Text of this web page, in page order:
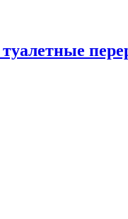
туалетные